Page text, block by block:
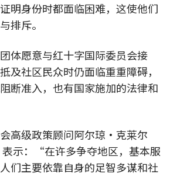
明身份时都面临困难，这使他们
排斥。
体愿意与红十字国际委员会接
及社区民众时仍面临重重障碍，
断准入，也有国家施加的法律和
高级政策顾问阿尔琼·克莱尔
表示：“在许多争夺地区，基本服
们主要依靠自身的足智多谋和社